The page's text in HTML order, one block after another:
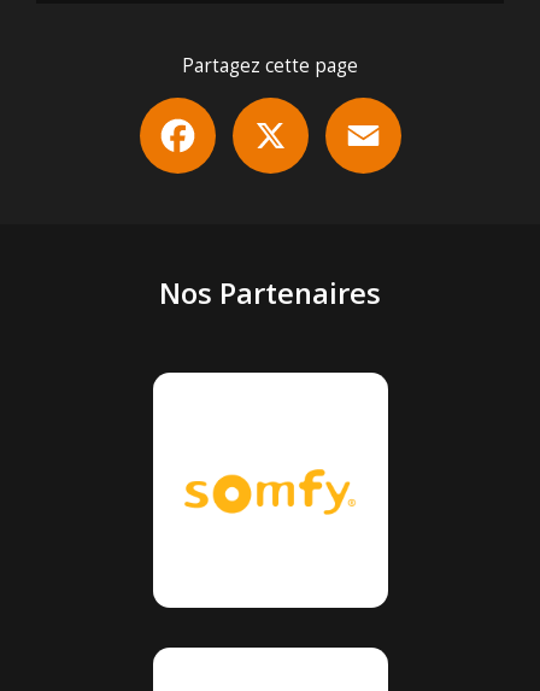
Partagez cette page
Facebook
Nos Partenaires